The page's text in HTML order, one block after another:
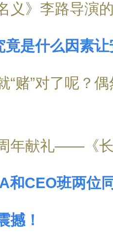
义》李路导演
竟是什么因素
“赌”对了呢？
年献礼——《
和CEO班两位
撼！